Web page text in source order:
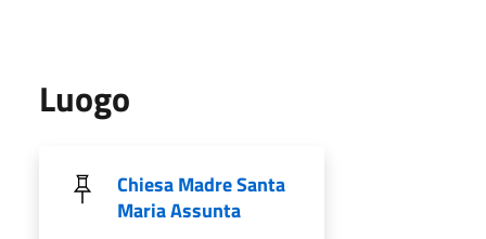
Luogo
Chiesa Madre Santa
Maria Assunta